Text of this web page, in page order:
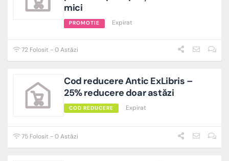
mici
PROMOTIE Expirat
72 Folosit - 0 Astăzi
Cod reducere Antic ExLibris –
25% reducere doar astăzi
COD REDUCERE Expirat
75 Folosit - 0 Astăzi